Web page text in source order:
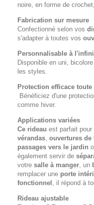
noire, en forme de
Fabrication sur mesure
Confectionné selon vos
s'adapter à toutes vos
Personnalisable à l'infini
Disponible en uni,
les styles.
Protection efficace toute
Bénéficiez d'une
comme hiver.
Applications variées
Ce rideau est parfait pour
vérandas ouvertures de
passages vers le jardin
également servir de
votre salle à manger , un
remplacer une porte
fonctionnel
, il répond à
Rideau ajustable